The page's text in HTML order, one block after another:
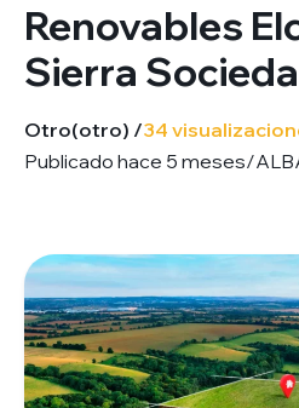
Renovables
Sierra
Otro(otro) /34
Publicado hace 5 meses/